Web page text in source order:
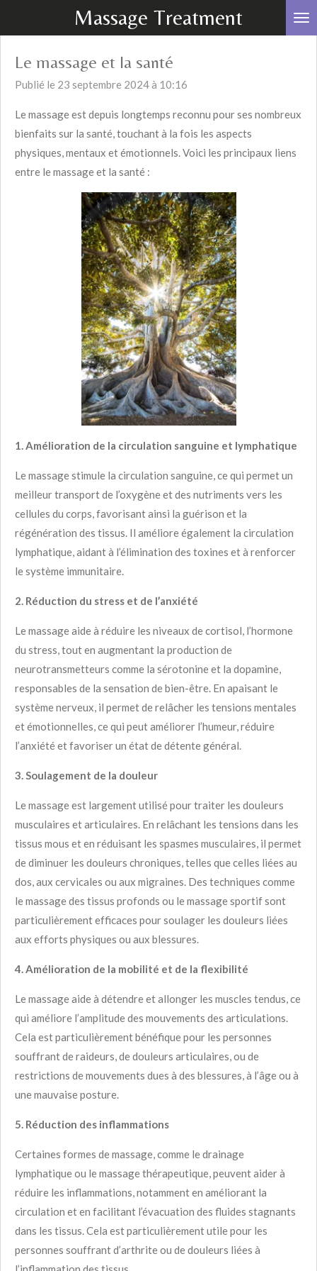
au
contenu
Massage Treatment
Le massage et la santé
Publié le 23 septembre 2024 à 10:16
Le massage est depuis longtemps reconnu pour ses nombreux
bienfaits sur la santé, touchant à la fois les aspects
physiques, mentaux et émotionnels. Voici les principaux liens
entre le massage et la santé :
1. Amélioration de la circulation sanguine et lymphatique
Le massage stimule la circulation sanguine, ce qui permet un
meilleur transport de l’oxygène et des nutriments vers les
cellules du corps, favorisant ainsi la guérison et la
régénération des tissus. Il améliore également la circulation
lymphatique, aidant à l’élimination des toxines et à renforcer
le système immunitaire.
2. Réduction du stress et de l’anxiété
Le massage aide à réduire les niveaux de cortisol, l’hormone
du stress, tout en augmentant la production de
neurotransmetteurs comme la sérotonine et la dopamine,
responsables de la sensation de bien-être. En apaisant le
système nerveux, il permet de relâcher les tensions mentales
et émotionnelles, ce qui peut améliorer l’humeur, réduire
l’anxiété et favoriser un état de détente général.
3. Soulagement de la douleur
Le massage est largement utilisé pour traiter les douleurs
musculaires et articulaires. En relâchant les tensions dans les
tissus mous et en réduisant les spasmes musculaires, il permet
de diminuer les douleurs chroniques, telles que celles liées au
dos, aux cervicales ou aux migraines. Des techniques comme
le massage des tissus profonds ou le massage sportif sont
particulièrement efficaces pour soulager les douleurs liées
aux efforts physiques ou aux blessures.
4. Amélioration de la mobilité et de la flexibilité
Le massage aide à détendre et allonger les muscles tendus, ce
qui améliore l’amplitude des mouvements des articulations.
Cela est particulièrement bénéfique pour les personnes
souffrant de raideurs, de douleurs articulaires, ou de
restrictions de mouvements dues à des blessures, à l’âge ou à
une mauvaise posture.
5. Réduction des inflammations
Certaines formes de massage, comme le drainage
lymphatique ou le massage thérapeutique, peuvent aider à
réduire les inflammations, notamment en améliorant la
circulation et en facilitant l’évacuation des fluides stagnants
dans les tissus. Cela est particulièrement utile pour les
personnes souffrant d’arthrite ou de douleurs liées à